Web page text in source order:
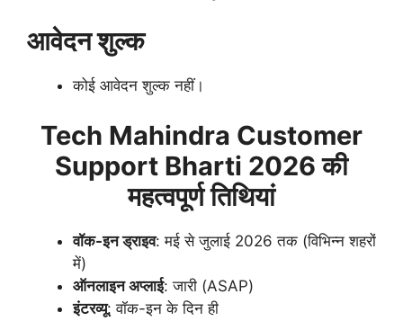
आवेदन शुल्क
कोई आवेदन शुल्क नहीं।
Tech Mahindra Customer
Support Bharti 2026 की
महत्वपूर्ण तिथियां
वॉक-इन ड्राइव: मई से जुलाई 2026 तक (विभिन्न शहरों
में)
ऑनलाइन अप्लाई: जारी (ASAP)
इंटरव्यू: वॉक-इन के दिन ही